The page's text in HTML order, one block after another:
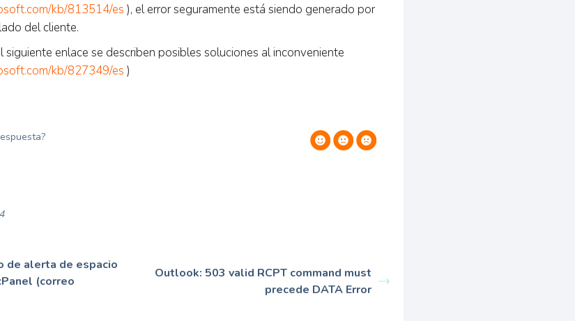
kb/813514/es ), el error seguramente está siendo generado por
del cliente.
siguiente enlace se describen posibles soluciones al inconveniente
kb/827349/es )
de alerta de espacio
(correo
Outlook: 503 valid RCPT command must
precede DATA Error